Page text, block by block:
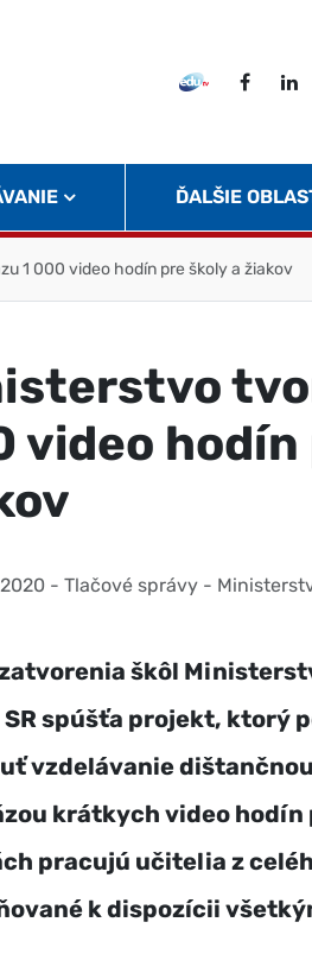
EDU TVFacebook
ĎALŠIE
1 000 video hodín pre školy a žiakov
video hodín
- Tlačové správy -
škôl
spúšťa projekt, ktorý
vzdelávanie
krátkych video hodín
pracujú učitelia z
k dispozícii